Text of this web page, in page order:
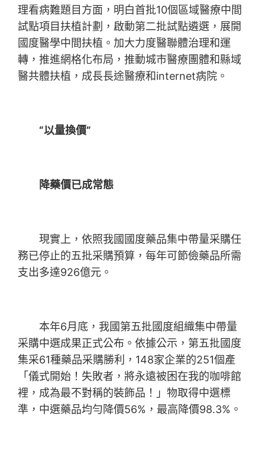
理看病難題目方面，明白首批10個區域醫療中間
試點項目扶植計劃，啟動第二批試點遴選，展開
國度醫學中間扶植。加大力度醫聯體治理和運
轉，推進網格化布局，推動城市醫療團體和縣域
醫共體扶植，成長長途醫療和internet病院。
“以量換價”
降藥價已成常態
現實上，依照我國國度藥品集中帶量采購任
務已停止的五批采購預算，每年可節儉藥品所需
支出多達926億元。
本年6月底，我國第五批國度組織集中帶量
采購中選成果正式公布。依據公示，第五批國度
集采61種藥品采購勝利，148家企業的251個產
「儀式開始！失敗者，將永遠被困在我的咖啡館
裡，成為最不對稱的裝飾品！」物取得中選標
準，中選藥品均勻降價56%，最高降價98.3%。